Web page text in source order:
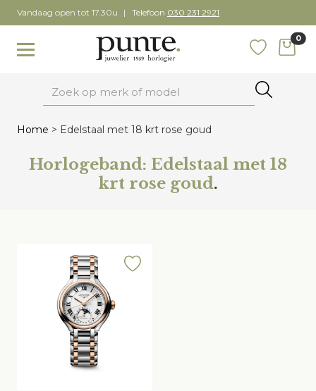
Skip
to
content
Vandaag open tot 17.30u Telefoon 030 231 2921
Toggle navigation
0
Home > Edelstaal met 18 krt rose goud
Horlogeband: Edelstaal met 18
krt rose goud.